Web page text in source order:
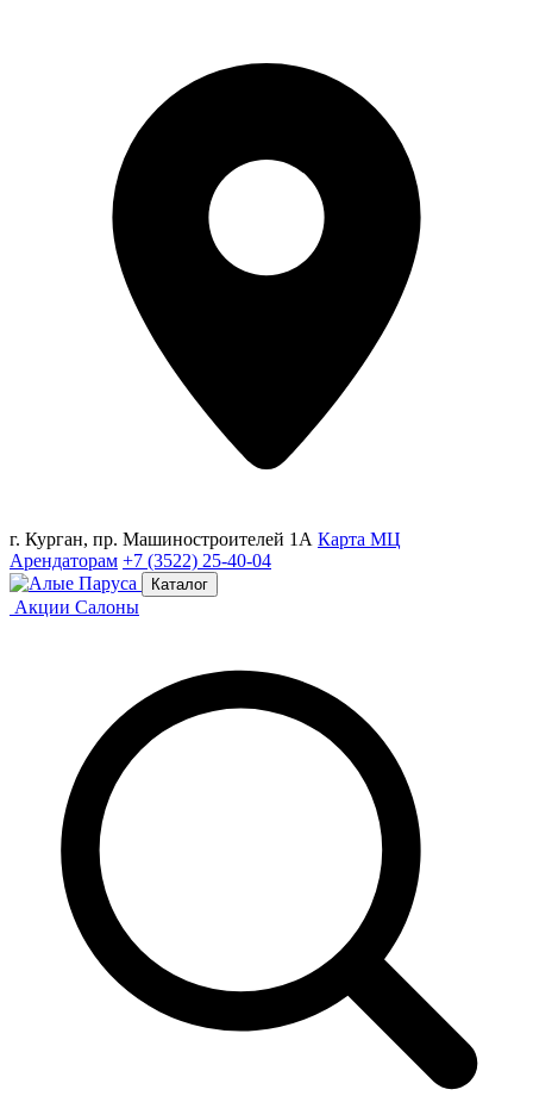
г. Курган, пр. Машиностроителей 1А Карта МЦ
Арендаторам +7 (3522) 25-40-04
Каталог
Акции Салоны